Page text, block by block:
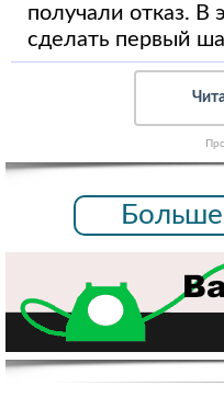
получали отказ. В
сделать первый